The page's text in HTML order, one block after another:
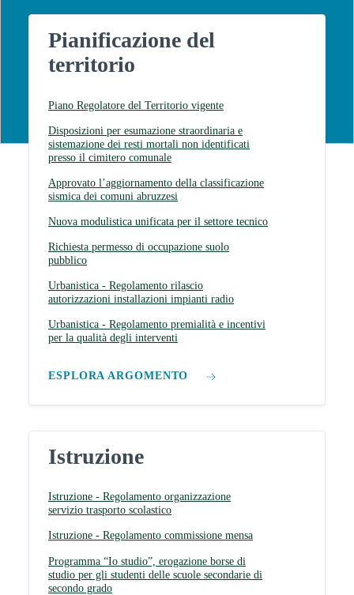
Pianificazione del
territorio
Piano Regolatore del Territorio vigente
Disposizioni per esumazione straordinaria e
sistemazione dei resti mortali non identificati
presso il cimitero comunale
Approvato l’aggiornamento della classificazione
sismica dei comuni abruzzesi
Nuova modulistica unificata per il settore tecnico
Richiesta permesso di occupazione suolo
pubblico
Urbanistica - Regolamento rilascio
autorizzazioni installazioni impianti radio
Urbanistica - Regolamento premialità e incentivi
per la qualità degli interventi
ESPLORA ARGOMENTO
Istruzione
Istruzione - Regolamento organizzazione
servizio trasporto scolastico
Istruzione - Regolamento commissione mensa
Programma “Io studio”, erogazione borse di
studio per gli studenti delle scuole secondarie di
secondo grado